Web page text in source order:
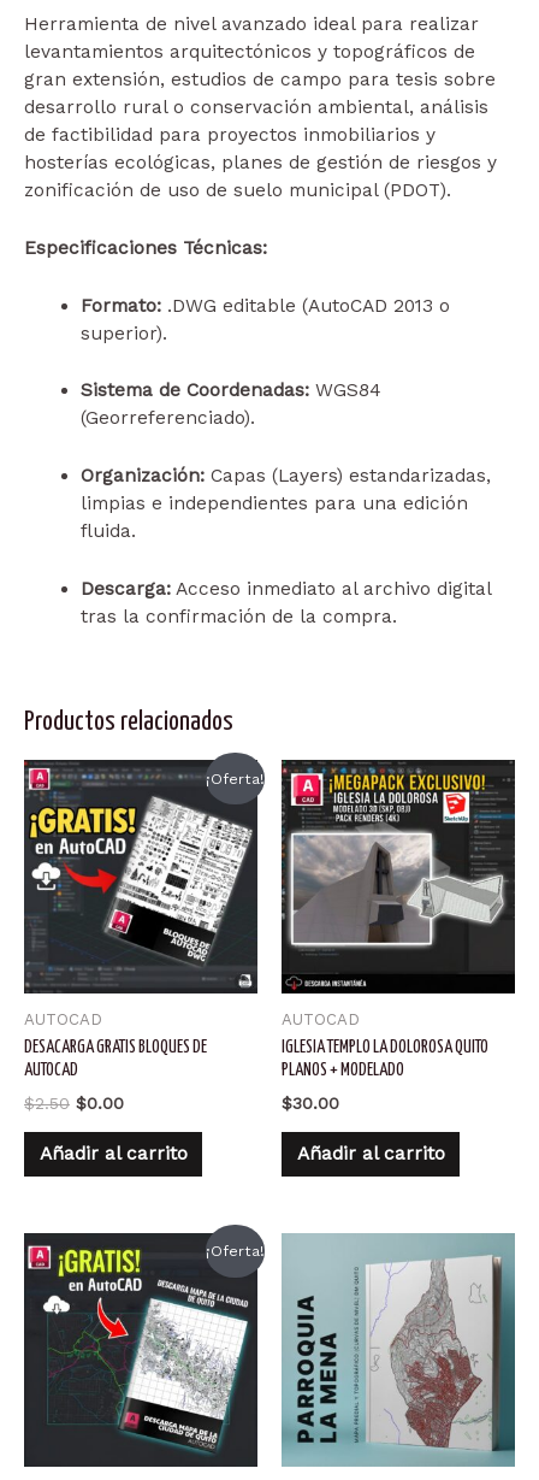
Herramienta de nivel avanzado ideal para realizar
levantamientos arquitectónicos y topográficos de
gran extensión, estudios de campo para tesis sobre
desarrollo rural o conservación ambiental, análisis
de factibilidad para proyectos inmobiliarios y
hosterías ecológicas, planes de gestión de riesgos y
zonificación de uso de suelo municipal (PDOT).
Especificaciones Técnicas:
Formato:.DWG editable (AutoCAD 2013 o
superior).
Sistema de Coordenadas:WGS84
(Georreferenciado).
Organización:Capas (Layers) estandarizadas,
limpias e independientes para una edición
fluida.
Descarga:Acceso inmediato al archivo digital
tras la confirmación de la compra.
Productos relacionados
¡Oferta!
AUTOCAD
DESACARGA GRATIS BLOQUES DE
AUTOCAD
$2.50 El
original
$0.00El
actual
Añadir al carrito
AUTOCAD
IGLESIA TEMPLO LA DOLOROSA QUITO
PLANOS + MODELADO
$30.00
Añadir al carrito
¡Oferta!